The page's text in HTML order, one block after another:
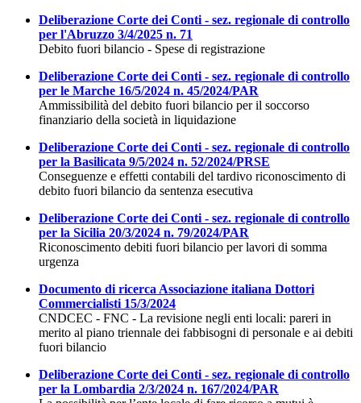
Deliberazione Corte dei Conti - sez. regionale di controllo
per l'Abruzzo 3/4/2025 n. 71
Debito fuori bilancio - Spese di registrazione
Deliberazione Corte dei Conti - sez. regionale di controllo
per le Marche 16/5/2024 n. 45/2024/PAR
Ammissibilità del debito fuori bilancio per il soccorso
finanziario della società in liquidazione
Deliberazione Corte dei Conti - sez. regionale di controllo
per la Basilicata 9/5/2024 n. 52/2024/PRSE
Conseguenze e effetti contabili del tardivo riconoscimento di
debito fuori bilancio da sentenza esecutiva
Deliberazione Corte dei Conti - sez. regionale di controllo
per la Sicilia 20/3/2024 n. 79/2024/PAR
Riconoscimento debiti fuori bilancio per lavori di somma
urgenza
Documento di ricerca Associazione italiana Dottori
Commercialisti 15/3/2024
CNDCEC - FNC - La revisione negli enti locali: pareri in
merito al piano triennale dei fabbisogni di personale e ai debiti
fuori bilancio
Deliberazione Corte dei Conti - sez. regionale di controllo
per la Lombardia 2/3/2024 n. 167/2024/PAR